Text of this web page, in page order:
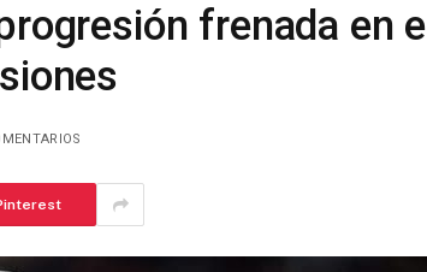
frenada en el